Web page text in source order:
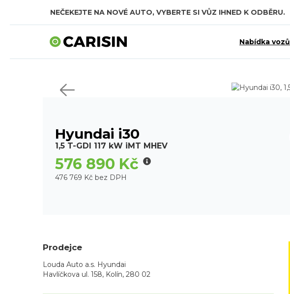
NEČEKEJTE NA NOVÉ AUTO, VYBERTE SI VŮZ IHNED K ODBĚRU.
Nabídka vozů
Hyundai i30
1,5 T-GDI 117 kW iMT MHEV
576 890 Kč
476 769 Kč bez DPH
Prodejce
Louda Auto a.s. Hyundai
Havlíčkova ul. 158, Kolín, 280 02